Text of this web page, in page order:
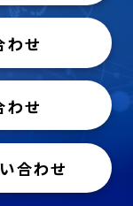
わせ
わせ
合わせ